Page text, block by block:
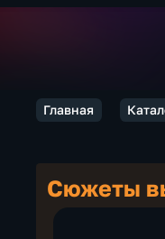
Главная
Сюжеты